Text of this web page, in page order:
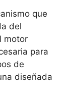
que
del
motor
para
de
diseñada